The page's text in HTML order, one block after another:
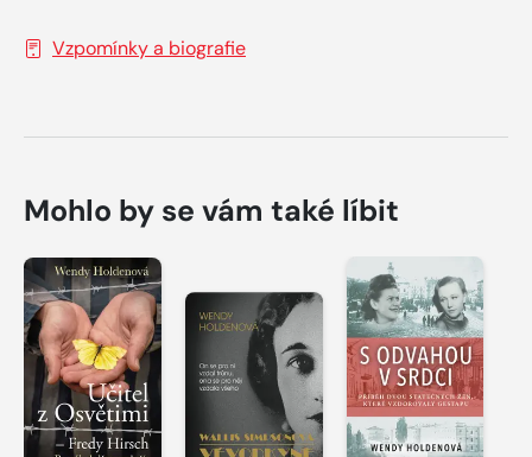
Vzpomínky a biografie
Mohlo by se vám také líbit